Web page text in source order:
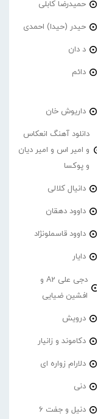
حمیدرضا کابلی
حیدر (حیدا) احمدی
د دان
دائم
داریوش خان
دانلود آهنگ انعکاس
و امیر اس و امیر دیان
و پوکسا
دانیال کلالی
داوود دهقان
داوود قاسملونژاد
دایار
دجی علی A2 و
افشین ضیایی
درویش
دکاموند و زانیار
دلارام زواره ای
دنی
دنیل و جفت 6